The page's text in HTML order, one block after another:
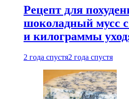
Рецепт для
шоколадный мусс
и килограммы
2 года спустя2 года спустя